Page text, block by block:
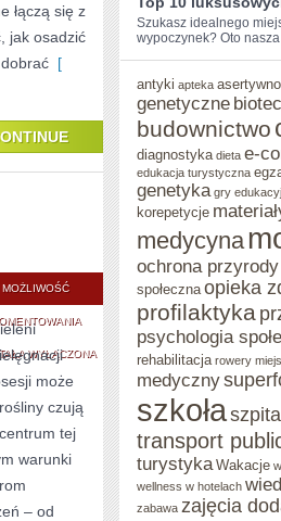
łączą się z
jak osadzić
[
MOŻLIWOŚĆ
NATURALNE
NAWOZY
KOMPOSTOWANIE
WYŁĄCZONA
może
czują
tej
warunki
– od
Szukasz⁢ idealnego
wypoczynek? Oto
antyki apteka
genetyczne
budownictwo
diagnostyka dieta e-
edukacja turystyczna
genetyka gry
korepetycje
medycyna
ochrona przyrody
społeczna opieka
profilaktyka
psychologia
rehabilitacja rowery
medyczny
szkołaszpital
transport
turystyka Wakacje
wellness w hotelach
zabawa zajęcia